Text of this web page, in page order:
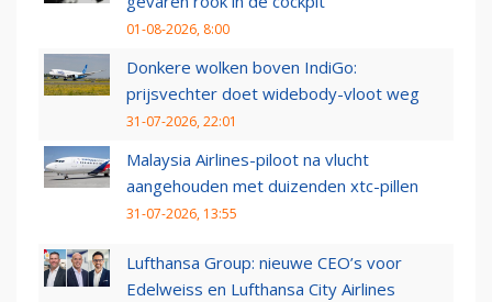
01-08-2026, 8:00
Donkere wolken boven IndiGo:
prijsvechter doet widebody-vloot weg
31-07-2026, 22:01
Malaysia Airlines-piloot na vlucht
aangehouden met duizenden xtc-pillen
31-07-2026, 13:55
Lufthansa Group: nieuwe CEO’s voor
Edelweiss en Lufthansa City Airlines